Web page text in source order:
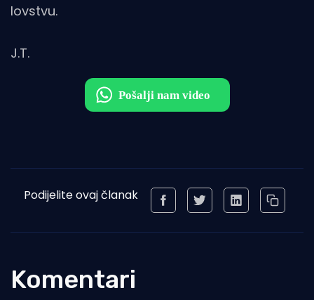
lovstvu.
J.T.
Podijelite ovaj članak
Komentari